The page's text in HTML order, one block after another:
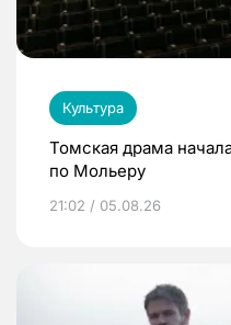
Культура
Томская драма
по Мольеру
21:02 / 05.08.26